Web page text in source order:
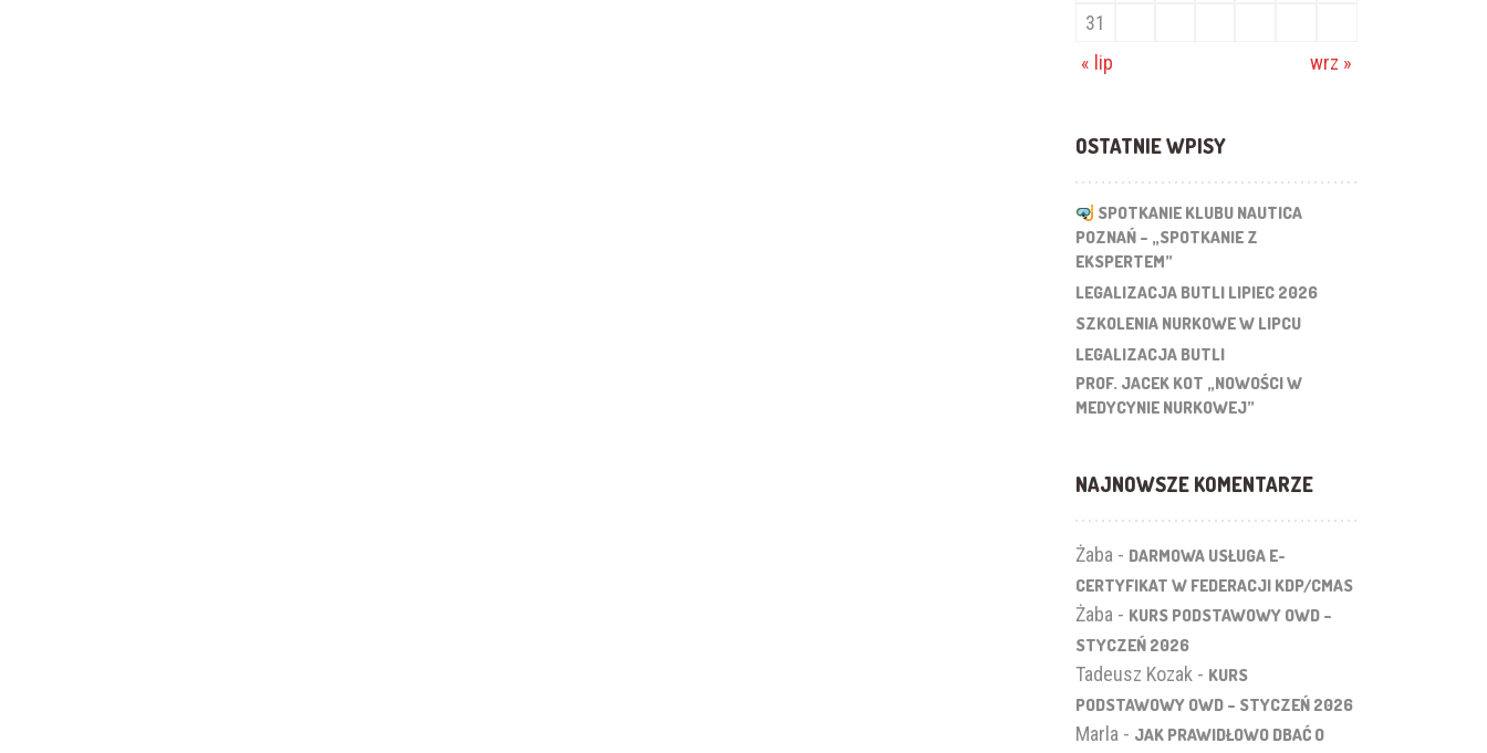
31
« lip
wrz »
OSTATNIE WPISY
SPOTKANIE KLUBU NAUTICA
POZNAŃ – „SPOTKANIE Z
EKSPERTEM”
LEGALIZACJA BUTLI LIPIEC 2026
SZKOLENIA NURKOWE W LIPCU
LEGALIZACJA BUTLI
PROF. JACEK KOT „NOWOŚCI W
MEDYCYNIE NURKOWEJ”
NAJNOWSZE KOMENTARZE
Żaba - DARMOWA USŁUGA E-
CERTYFIKAT W FEDERACJI KDP/CMAS
Żaba - KURS PODSTAWOWY OWD –
STYCZEŃ 2026
Tadeusz Kozak - KURS
PODSTAWOWY OWD – STYCZEŃ 2026
Marla - JAK PRAWIDŁOWO DBAĆ O